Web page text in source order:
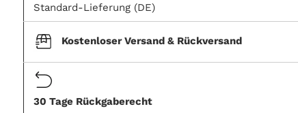
Standard-Lieferung (DE)
Kostenloser Versand & Rückversand
30 Tage Rückgaberecht